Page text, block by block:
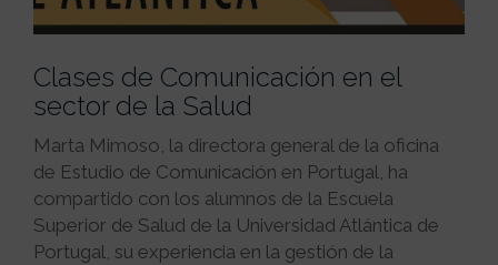
Clases de Comunicación en el
sector de la Salud
Marta Mimoso, la directora general de la oficina
de Estudio de Comunicación en Portugal, ha
compartido con los alumnos de la Escuela
Superior de Salud de la Universidad Atlántica de
Portugal, su experiencia en la gestión de la